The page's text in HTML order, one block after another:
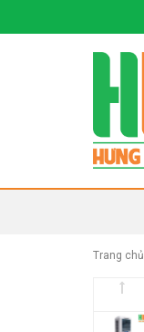
Trang chủ